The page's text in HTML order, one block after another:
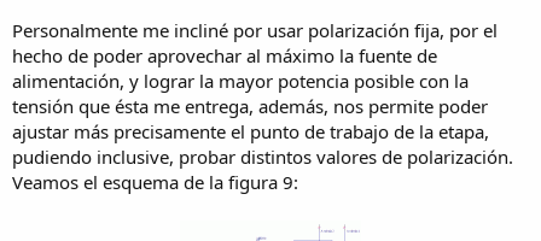
Personalmente me incliné por usar polarización fija, por el
hecho de poder aprovechar al máximo la fuente de
alimentación, y lograr la mayor potencia posible con la
tensión que ésta me entrega, además, nos permite poder
ajustar más precisamente el punto de trabajo de la etapa,
pudiendo inclusive, probar distintos valores de polarización.
Veamos el esquema de la figura 9: